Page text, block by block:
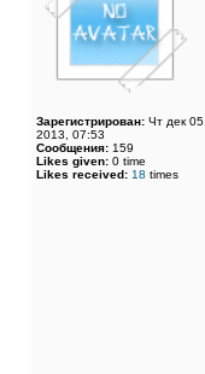
Зарегистрирован: Чт дек 05,
2013, 07:53
Сообщения: 159
Likes given: 0 time
Likes received: 18 times